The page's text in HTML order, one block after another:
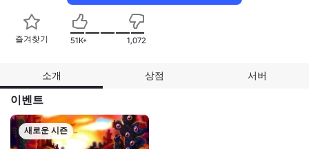
즐겨찾기 51K+ 1,072
소개 상점 서버
이벤트
새로운 시즌